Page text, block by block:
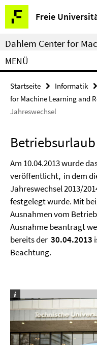
Springe
direkt
zu
Inhalt
Freie
Service-
Navigation
Dahlem Center for
MENÜ
Startseite Informatik
for Machine Learning and
Jahreswechsel
Am 10.04.2013 wurde
veröffentlicht, in dem
Jahreswechsel 2013/
festgelegt wurde. Mit
Ausnahmen vom
Ausnahme beantragt
bereits der 30.04.2013
Beachtung.